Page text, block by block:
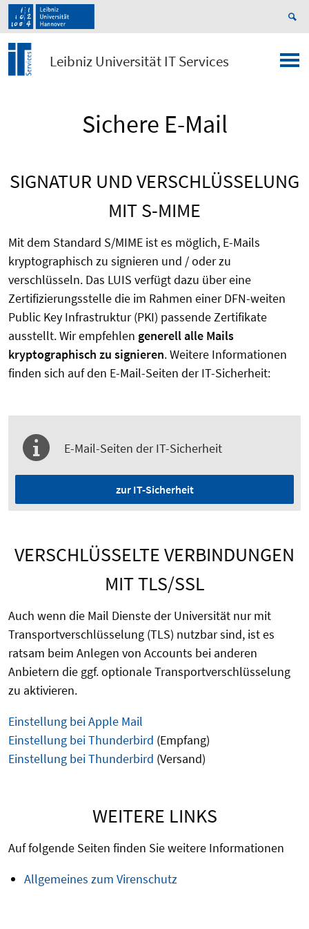
Leibniz Universität IT Services
Sichere E-Mail
SIGNATUR UND VERSCHLÜSSELUNG
MIT S-MIME
Mit dem Standard S/MIME ist es möglich, E-Mails
kryptographisch zu signieren und / oder zu
verschlüsseln. Das LUIS verfügt dazu über eine
Zertifizierungsstelle die im Rahmen einer DFN-weiten
Public Key Infrastruktur (PKI) passende Zertifikate
ausstellt. Wir empfehlen generell alle Mails
kryptographisch zu signieren. Weitere Informationen
finden sich auf den E-Mail-Seiten der IT-Sicherheit:
E-Mail-Seiten der IT-Sicherheit
zur IT-Sicherheit
VERSCHLÜSSELTE VERBINDUNGEN
MIT TLS/SSL
Auch wenn die Mail Dienste der Universität nur mit
Transportverschlüsselung (TLS) nutzbar sind, ist es
ratsam beim Anlegen von Accounts bei anderen
Anbietern die ggf. optionale Transportverschlüsselung
zu aktivieren.
Einstellung bei Apple Mail
Einstellung bei Thunderbird (Empfang)
Einstellung bei Thunderbird (Versand)
WEITERE LINKS
Auf folgende Seiten finden Sie weitere Informationen
Allgemeines zum Virenschutz